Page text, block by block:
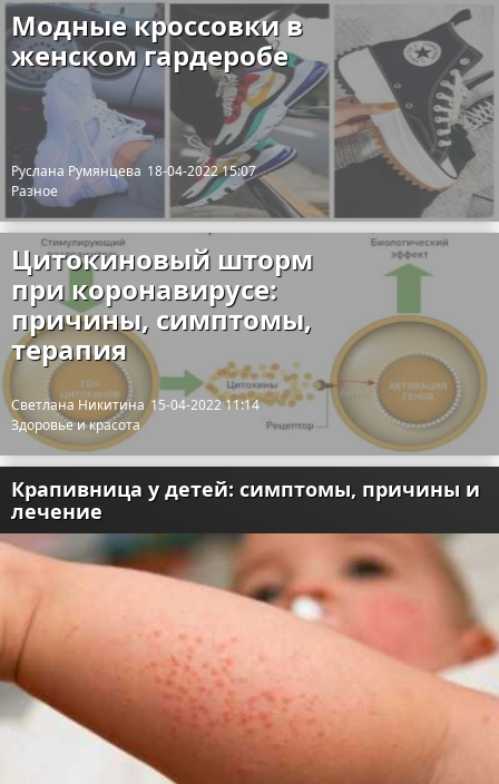
Модные кроссовки в
женском гардеробе
Руслана Румянцева 18-04-2022 15:07
Разное
Цитокиновый шторм
при коронавирусе:
причины, симптомы,
терапия
Светлана Никитина 15-04-2022 11:14
Здоровье и красота
Крапивница у детей: симптомы, причины и
лечение